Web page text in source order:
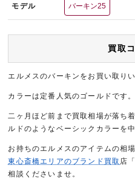
モデル バーキン25
買取
エルメスのバーキンをお買い取り
カラーは定番人気のゴールドです。
二ヶ月ほど前まで買取相場が落ち
ルドのようなベーシックカラーを
お持ちのエルメスのアイテムの相
東心斎橋エリアのブランド買取 店
相談くださいませ。